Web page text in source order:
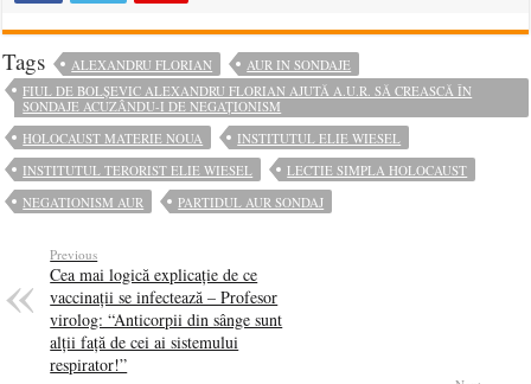
Tags ALEXANDRU FLORIAN
AUR IN SONDAJE
FIUL DE BOLȘEVIC ALEXANDRU FLORIAN AJUTĂ A.U.R. SĂ CREASCĂ ÎN
SONDAJE ACUZÂNDU-I DE NEGAȚIONISM
HOLOCAUST MATERIE NOUA
INSTITUTUL ELIE WIESEL
INSTITUTUL TERORIST ELIE WIESEL
LECTIE SIMPLA HOLOCAUST
NEGATIONISM AUR
PARTIDUL AUR SONDAJ
Previous
Cea mai logică explicație de ce
vaccinații se infectează – Profesor
virolog: “Anticorpii din sânge sunt
alții față de cei ai sistemului
respirator!”